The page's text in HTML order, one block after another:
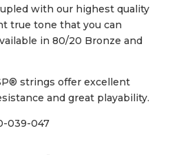
with our highest quality
true tone that you can
in 80/20 Bronze and
strings offer excellent
and great playability.
039-047